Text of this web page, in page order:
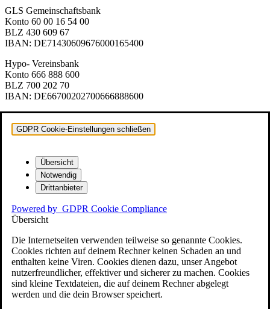
GLS Gemeinschaftsbank
Konto 60 00 16 54 00
BLZ 430 609 67
IBAN: DE71430609676000165400
Hypo- Vereinsbank
Konto 666 888 600
BLZ 700 202 70
IBAN: DE66700202700666888600
GDPR Cookie-Einstellungen schließen
Übersicht
Notwendig
Drittanbieter
Powered by GDPR Cookie Compliance
Übersicht
Die Internetseiten verwenden teilweise so genannte Cookies.
Cookies richten auf deinem Rechner keinen Schaden an und
enthalten keine Viren. Cookies dienen dazu, unser Angebot
nutzerfreundlicher, effektiver und sicherer zu machen. Cookies
sind kleine Textdateien, die auf deinem Rechner abgelegt
werden und die dein Browser speichert.